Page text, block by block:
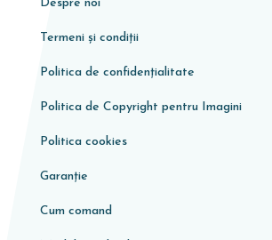
Despre noi
Termeni și condiții
Politica de confidențialitate
Politica de Copyright pentru Imagini
Politica cookies
Garanţie
Cum comand